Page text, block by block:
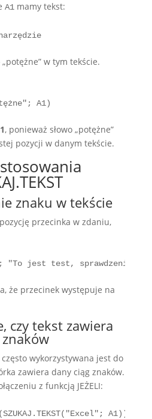
A1mamy tekst:
w tym tekście.
A1)
, ponieważ słowo „potężne”
pozycji w danym tekście.
znaku w tekście
przecinka w zdaniu,
"To jest test, sprawdzenie
że przecinek występuje na
czy tekst zawiera
często wykorzystywana jest do
zawiera dany ciąg znaków.
z funkcją JEŻELI: